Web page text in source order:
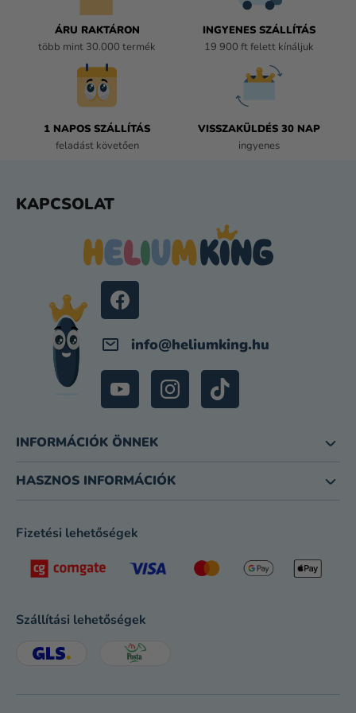
ÁRU RAKTÁRON
több mint 30.000 termék
INGYENES SZÁLLÍTÁS
19 900 ft felett kínáljuk
1 NAPOS SZÁLLÍTÁS
feladást követően
VISSZAKÜLDÉS 30 NAP
ingyenes
KAPCSOLAT
info@heliumking.hu
INFORMÁCIÓK ÖNNEK
HASZNOS INFORMÁCIÓK
Fizetési lehetőségek
Szállítási lehetőségek